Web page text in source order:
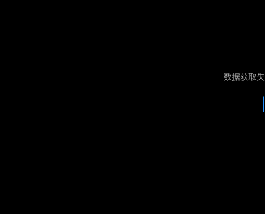
数据获取